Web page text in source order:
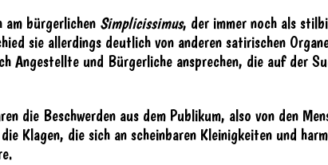
bürgerlichen Simplicissimus, der immer noch als
sie allerdings deutlich von anderen satirischen
Angestellte und Bürgerliche ansprechen, die auf der
die Beschwerden aus dem Publikum, also von den
Klagen, die sich an scheinbaren Kleinigkeiten und